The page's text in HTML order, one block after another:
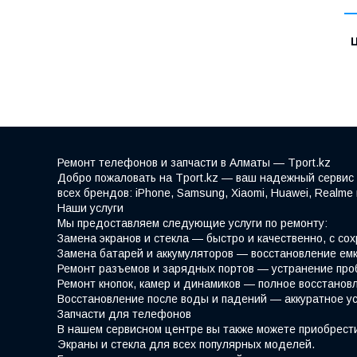
Ремонт телефонов и запчасти в Алматы — Tport.kz
Добро пожаловать на Tport.kz — ваш надежный сервис
всех брендов: iPhone, Samsung, Xiaomi, Huawei,
Наши услуги
Мы предоставляем следующие услуги по ремонту:
Замена экранов и стекла — быстро и качественно, с
Замена батарей и аккумуляторов — восстановление
Ремонт разъемов и зарядных портов — устранение
Ремонт кнопок, камер и динамиков — полное
Восстановление после воды и падений — аккуратное
Запчасти для телефонов
В нашем сервисном центре вы также можете
Экраны и стекла для всех популярных моделей.